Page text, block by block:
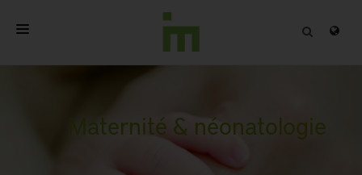
Maternité & néonatologie